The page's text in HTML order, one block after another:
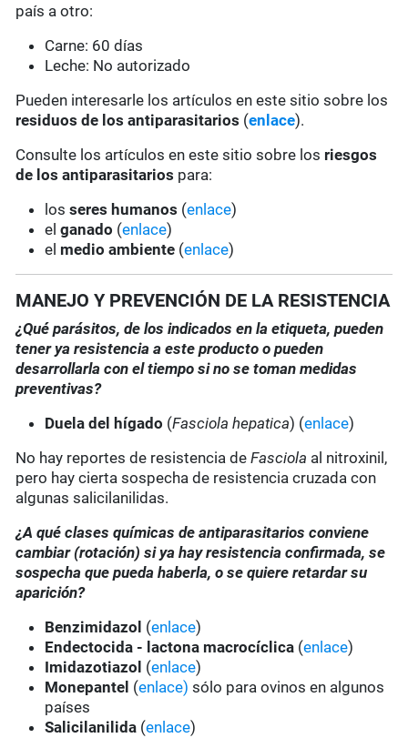
país a otro:
Carne: 60 días
Leche: No autorizado
Pueden interesarle los artículos en este sitio sobre los
residuos de los antiparasitarios (enlace).
Consulte los artículos en este sitio sobre los riesgos
de los antiparasitarios para:
losseres humanos (enlace)
elganado (enlace)
el medio ambiente (enlace)
MANEJO Y PREVENCIÓN DE LA RESISTENCIA
¿Qué parásitos, de los indicados en la etiqueta, pueden
tener ya resistencia a este producto o pueden
desarrollarla con el tiempo si no se toman medidas
preventivas?
Duela del hígado (Fasciola hepatica) (enlace)
No hay reportes de resistencia deFasciola al nitroxinil,
pero hay cierta sospecha de resistencia cruzada con
algunas salicilanilidas.
¿A qué clases químicas de antiparasitarios conviene
cambiar (rotación) si ya hay resistencia confirmada, se
sospecha que pueda haberla, o se quiere retardar su
aparición?
Benzimidazol (enlace)
Endectocida - lactona macrocíclica (enlace)
Imidazotiazol (enlace)
Monepantel (enlace) sólo para ovinos en algunos
países
Salicilanilida (enlace)